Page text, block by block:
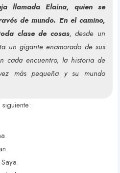
llamada Elaina, quien se
de mundo. En el camino,
clase de cosas, desde un
un gigante enamorado de sus
cada encuentro, la historia de
más pequeña y su mundo